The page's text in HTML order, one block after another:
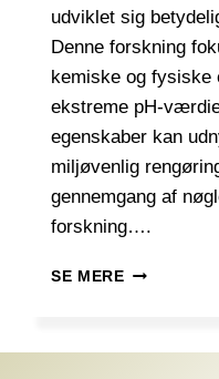
udviklet sig
Denne forskning
kemiske og fysiske
ekstreme pH-
egenskaber kan
miljøvenlig
gennemgang af
forskning….
SE MEREFORSKNING